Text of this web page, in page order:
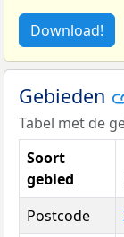
Download!
Gebieden
Tabel met de
Soort
gebied
Postcode